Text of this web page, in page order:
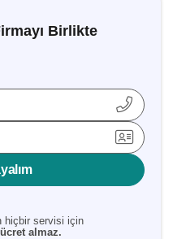
Birlikte
hiçbir servisi için
almaz.